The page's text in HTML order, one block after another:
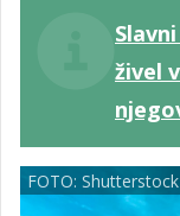
živel
FOTO: Shutterstock